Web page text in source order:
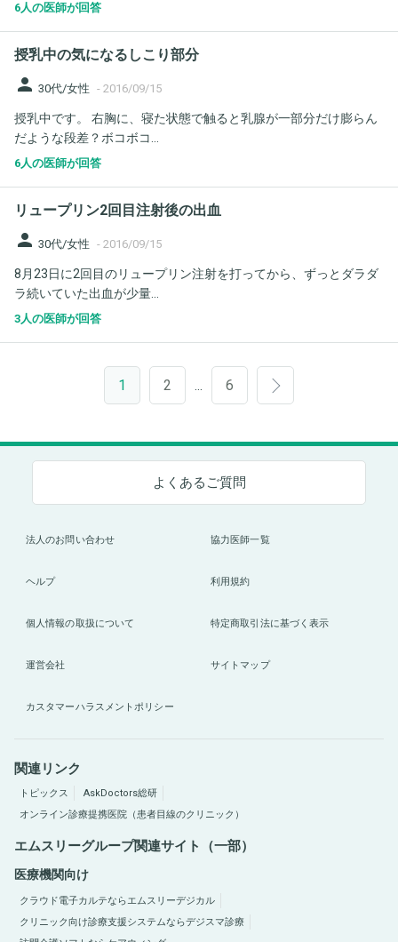
6人の医師が回答
授乳中の気になるしこり部分
person 30代/女性 - 2016/09/15
授乳中です。 右胸に、寝た状態で触ると乳腺が一部分だけ膨らん
だような段差？ボコボコ...
6人の医師が回答
リュープリン2回目注射後の出血
person 30代/女性 - 2016/09/15
8月23日に2回目のリュープリン注射を打ってから、ずっとダラダ
ラ続いていた出血が少量...
3人の医師が回答
1 2 6
よくあるご質問
法人のお問い合わせ 協力医師一覧
ヘルプ 利用規約
個人情報の取扱について 特定商取引法に基づく表示
運営会社 サイトマップ
カスタマーハラスメントポリシー
関連リンク
トピックス
AskDoctors総研
オンライン診療提携医院（患者目線のクリニック）
エムスリーグループ関連サイト（一部）
医療機関向け
クラウド電子カルテならエムスリーデジカル
クリニック向け診療支援システムならデジスマ診療